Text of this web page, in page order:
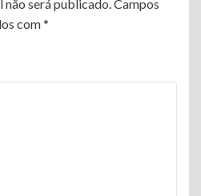
não será publicado. Campos
com*